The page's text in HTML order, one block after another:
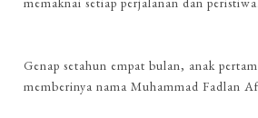
Genap setahun empat bulan, anak
memberinya nama Muhammad Fadlan